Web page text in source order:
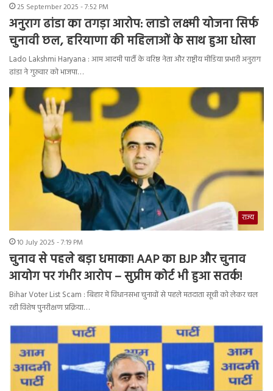
25 September 2025 - 7:52 PM
अनुराग ढांडा का तगड़ा आरोप: लाडो लक्ष्मी योजना सिर्फ
चुनावी छल, हरियाणा की महिलाओं के साथ हुआ धोखा
Lado Lakshmi Haryana : आम आदमी पार्टी के वरिष्ठ नेता और राष्ट्रीय मीडिया प्रभारी अनुराग
ढांडा ने गुरुवार को भाजपा…
राज्य
10 July 2025 - 7:19 PM
चुनाव से पहले बड़ा धमाका! AAP का BJP और चुनाव
आयोग पर गंभीर आरोप – सुप्रीम कोर्ट भी हुआ सतर्क!
Bihar Voter List Scam : बिहार में विधानसभा चुनावों से पहले मतदाता सूची को लेकर चल
रही विशेष पुनरीक्षण प्रक्रिया…